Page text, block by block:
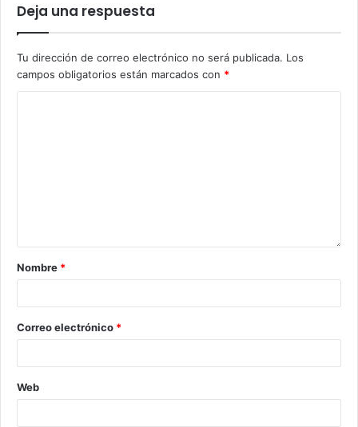
Deja una respuesta
Tu dirección de correo electrónico no será publicada. Los
campos obligatorios están marcados con *
Nombre *
Correo electrónico *
Web